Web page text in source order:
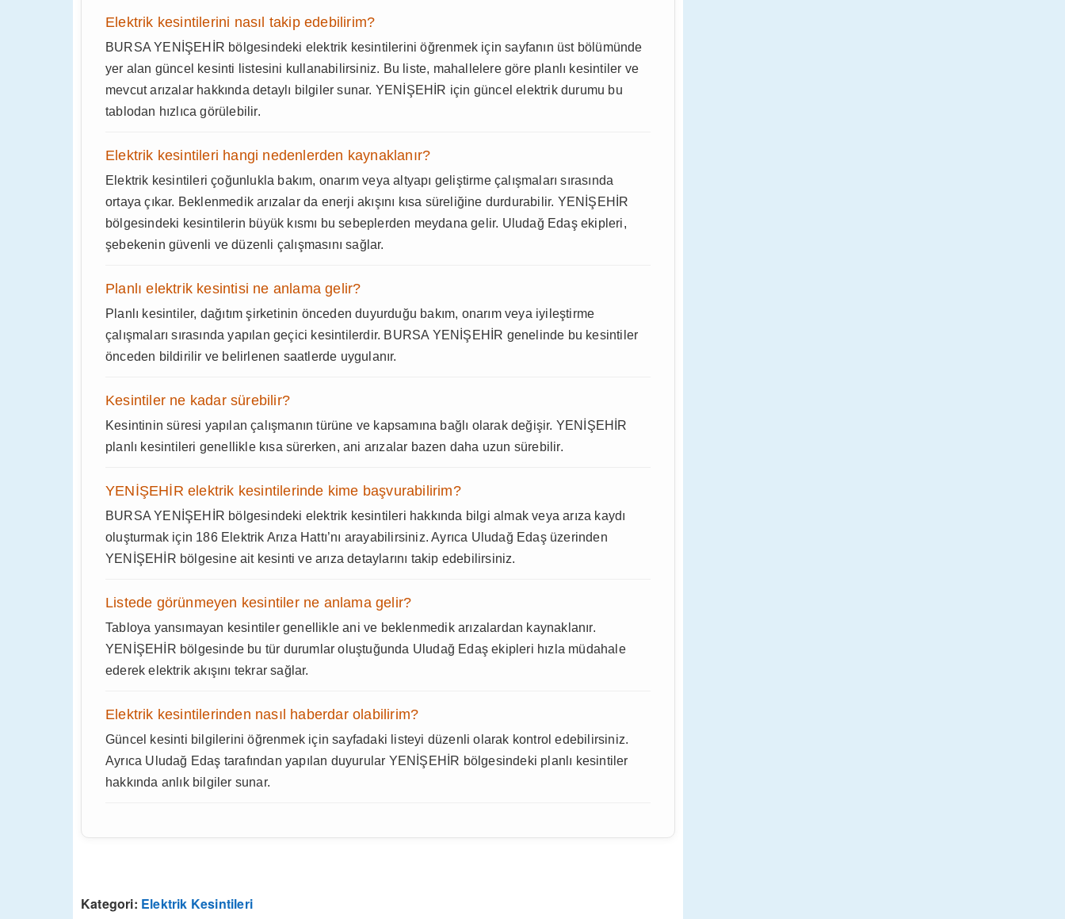
Elektrik kesintilerini nasıl takip edebilirim?
BURSA YENİŞEHİR bölgesindeki elektrik kesintilerini öğrenmek için sayfanın üst bölümünde
yer alan güncel kesinti listesini kullanabilirsiniz. Bu liste, mahallelere göre planlı kesintiler ve
mevcut arızalar hakkında detaylı bilgiler sunar. YENİŞEHİR için güncel elektrik durumu bu
tablodan hızlıca görülebilir.
Elektrik kesintileri hangi nedenlerden kaynaklanır?
Elektrik kesintileri çoğunlukla bakım, onarım veya altyapı geliştirme çalışmaları sırasında
ortaya çıkar. Beklenmedik arızalar da enerji akışını kısa süreliğine durdurabilir. YENİŞEHİR
bölgesindeki kesintilerin büyük kısmı bu sebeplerden meydana gelir. Uludağ Edaş ekipleri,
şebekenin güvenli ve düzenli çalışmasını sağlar.
Planlı elektrik kesintisi ne anlama gelir?
Planlı kesintiler, dağıtım şirketinin önceden duyurduğu bakım, onarım veya iyileştirme
çalışmaları sırasında yapılan geçici kesintilerdir. BURSA YENİŞEHİR genelinde bu kesintiler
önceden bildirilir ve belirlenen saatlerde uygulanır.
Kesintiler ne kadar sürebilir?
Kesintinin süresi yapılan çalışmanın türüne ve kapsamına bağlı olarak değişir. YENİŞEHİR
planlı kesintileri genellikle kısa sürerken, ani arızalar bazen daha uzun sürebilir.
YENİŞEHİR elektrik kesintilerinde kime başvurabilirim?
BURSA YENİŞEHİR bölgesindeki elektrik kesintileri hakkında bilgi almak veya arıza kaydı
oluşturmak için 186 Elektrik Arıza Hattı’nı arayabilirsiniz. Ayrıca Uludağ Edaş üzerinden
YENİŞEHİR bölgesine ait kesinti ve arıza detaylarını takip edebilirsiniz.
Listede görünmeyen kesintiler ne anlama gelir?
Tabloya yansımayan kesintiler genellikle ani ve beklenmedik arızalardan kaynaklanır.
YENİŞEHİR bölgesinde bu tür durumlar oluştuğunda Uludağ Edaş ekipleri hızla müdahale
ederek elektrik akışını tekrar sağlar.
Elektrik kesintilerinden nasıl haberdar olabilirim?
Güncel kesinti bilgilerini öğrenmek için sayfadaki listeyi düzenli olarak kontrol edebilirsiniz.
Ayrıca Uludağ Edaş tarafından yapılan duyurular YENİŞEHİR bölgesindeki planlı kesintiler
hakkında anlık bilgiler sunar.
Kategori: Elektrik Kesintileri